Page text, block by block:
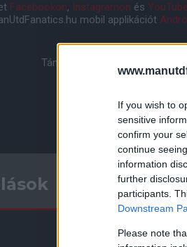
If you wish to
sensitive
confirm your
continue
information
further
participants.
Downstream
Please note
Facebookon, Instagramon és
mobil applikációt
Támogasd adományoddal a